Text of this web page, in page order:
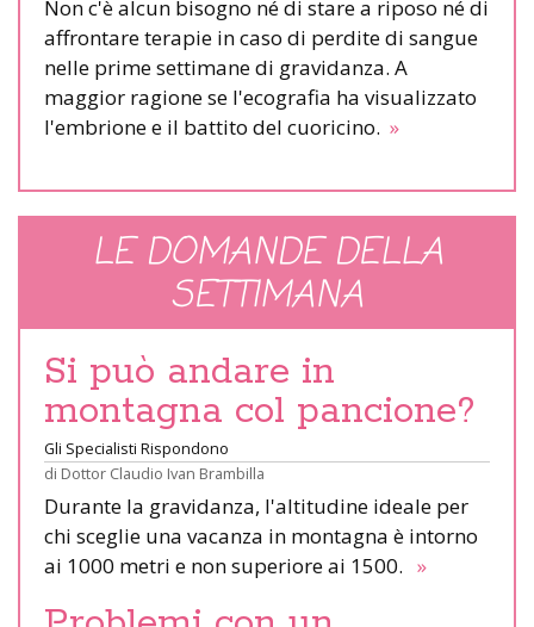
Non c'è alcun bisogno né di stare a riposo né di
affrontare terapie in caso di perdite di sangue
nelle prime settimane di gravidanza. A
maggior ragione se l'ecografia ha visualizzato
l'embrione e il battito del cuoricino. »
LE DOMANDE DELLA
SETTIMANA
Si può andare in
montagna col pancione?
Gli Specialisti Rispondono
di Dottor Claudio Ivan Brambilla
Durante la gravidanza, l'altitudine ideale per
chi sceglie una vacanza in montagna è intorno
ai 1000 metri e non superiore ai 1500. »